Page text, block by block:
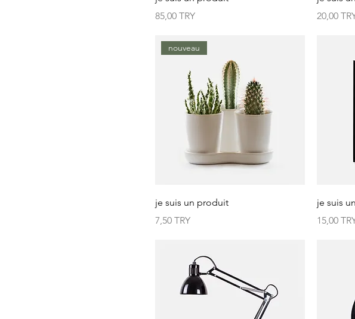
Prix
85,00 TRY
Prix
20,00
nouveau
je suis un produit
Prix
7,50 TRY
je suis
Prix
15,00